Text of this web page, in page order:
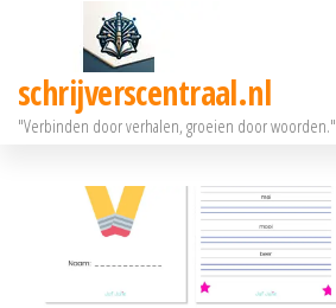
deschrijverscentraal.nl
"Verbinden door verhalen, groeien door woorden."